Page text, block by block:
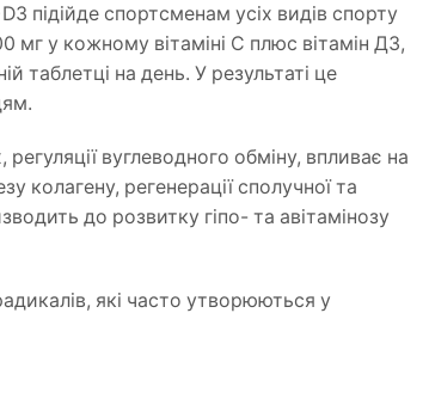
підійде спортсменам усіх видів спорту
мг у кожному вітаміні С плюс вітамін Д3,
таблетці на день. У результаті це
вуглеводного обміну, впливає на
колагену, регенерації сполучної та
до розвитку гіпо- та авітамінозу
які часто утворюються у